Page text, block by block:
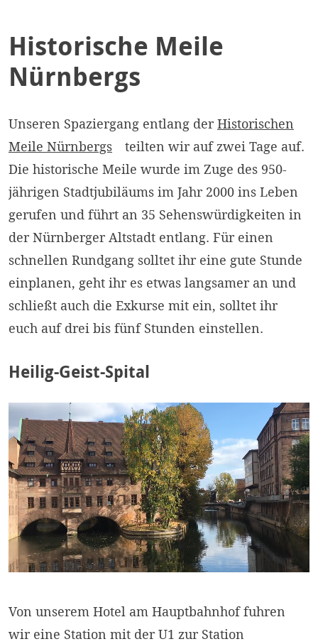
Historische Meile
Nürnbergs
Unseren Spaziergang entlang derHistorischen
Meile Nürnbergs
teilten wir auf zwei Tage auf.
Die historische Meile wurde im Zuge des 950-
jährigen Stadtjubiläums im Jahr 2000 ins Leben
gerufen und führt an 35 Sehenswürdigkeiten in
der Nürnberger Altstadt entlang. Für einen
schnellen Rundgang solltet ihr eine gute Stunde
einplanen, geht ihr es etwas langsamer an und
schließt auch die Exkurse mit ein, solltet ihr
euch auf drei bis fünf Stunden einstellen.
Heilig-Geist-Spital
Von unserem Hotel am Hauptbahnhof fuhren
wir eine Station mit der U1 zur Station